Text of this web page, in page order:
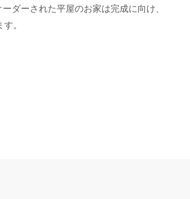
ダーされた平屋のお家は完成に向け、
。